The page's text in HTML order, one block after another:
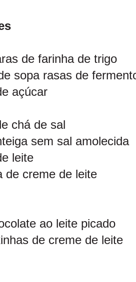
de farinha de trigo
sopa rasas de
açúcar
chá de sal
sem sal amolecida
leite
de creme de leite
ao leite picado
de creme de leite